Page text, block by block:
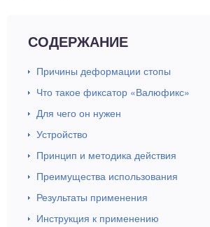
СОДЕРЖАНИЕ
Причины деформации стопы
Что такое фиксатор «Валюфикс»
Для чего он нужен
Устройство
Принцип и методика действия
Преимущества использования
Результаты применения
Инструкция к применению